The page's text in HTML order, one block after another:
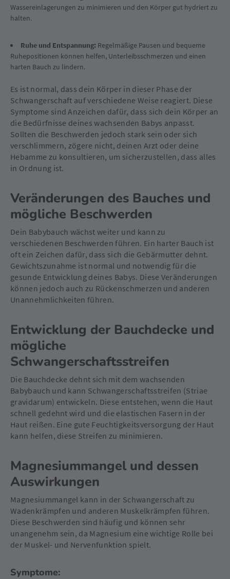
Wassereinlagerungen zu minimieren und den Körper gut hydriert zu
halten.
Ruhe und Entspannung: Regelmäßige Pausen und bequeme
Ruhepositionen können helfen, Unterleibsschmerzen und einen
harten Bauch zu lindern.
Es ist normal, dass dein Körper in dieser Phase der
Schwangerschaft auf verschiedene Weise reagiert. Diese
Symptome sind Anzeichen dafür, dass sich dein Körper an
die Bedürfnisse deines wachsenden Babys anpasst.
Sollten die Beschwerden jedoch stark sein oder sich
verschlimmern, zögere nicht, deinen Arzt oder deine
Hebamme zu konsultieren, um sicherzustellen, dass alles
in Ordnung ist.
Veränderungen des Bauches und
mögliche Beschwerden
Dein Babybauch wächst weiter und kann zu
verschiedenen Beschwerden führen. Ein harter Bauch ist
oft ein Zeichen dafür, dass sich die Gebärmutter dehnt.
Gewichtszunahme ist normal und notwendig für die
gesunde Entwicklung deines Babys. Diese Veränderungen
können jedoch auch zu Rückenschmerzen und anderen
Unannehmlichkeiten führen.
Entwicklung der Bauchdecke und
mögliche
Schwangerschaftsstreifen
Die Bauchdecke dehnt sich mit dem wachsenden
Babybauch und kann Schwangerschaftsstreifen (Striae
gravidarum) entwickeln. Diese entstehen, wenn die Haut
schnell gedehnt wird und die elastischen Fasern in der
Haut reißen. Eine gute Feuchtigkeitsversorgung der Haut
kann helfen, diese Streifen zu minimieren.
Magnesiummangel und dessen
Auswirkungen
Magnesiummangel kann in der Schwangerschaft zu
Wadenkrämpfen und anderen Muskelkrämpfen führen.
Diese Beschwerden sind häufig und können sehr
unangenehm sein, da Magnesium eine wichtige Rolle bei
der Muskel- und Nervenfunktion spielt.
Symptome: